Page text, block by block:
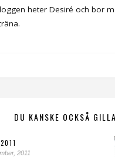
heter Desiré och bor
DU KANSKE OCKSÅ
2011